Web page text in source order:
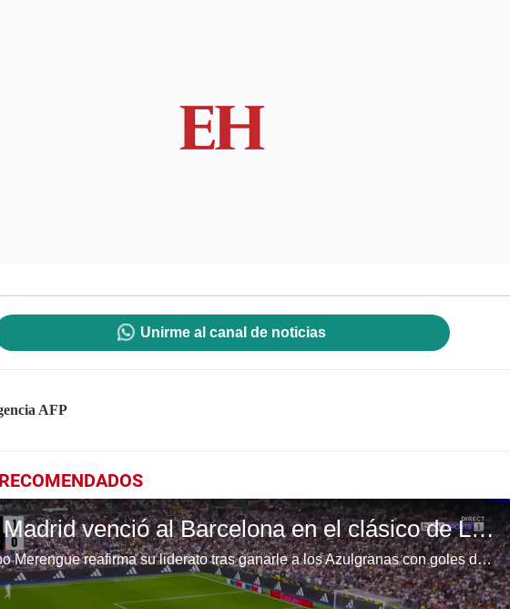
Unirme al canal de noticias
AFP
Real Madrid venció al Barcelona en el clásico de LaLiga de España
El equipo Merengue reafirma su liderato tras ganarle a los Azulgranas con goles de Mbappé y Jude Bellingham. Para Barcelona anotó Fermín López.